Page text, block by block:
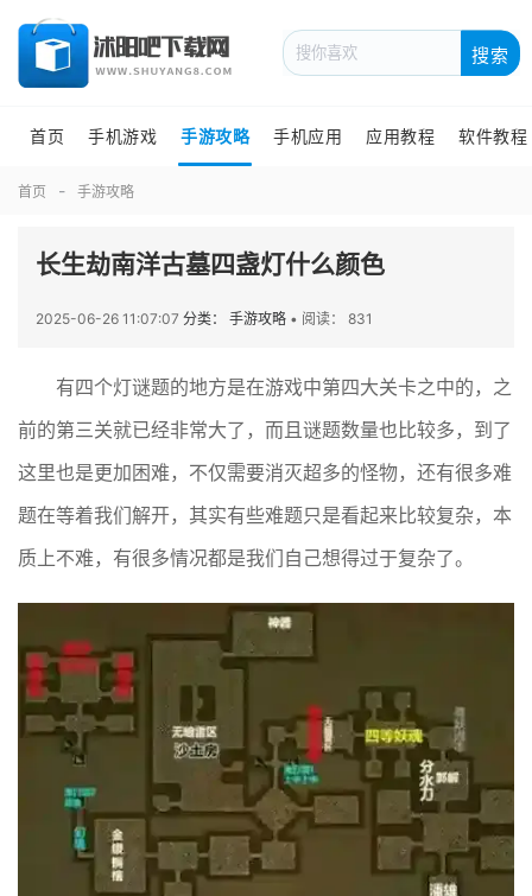
搜索
首页 手机游戏 手游攻略 手机应用 应用教程 软件教程
首页 手游攻略
长生劫南洋古墓四盏灯什么颜色
2025-06-26 11:07:07 分类： 手游攻略 • 阅读： 831
有四个灯谜题的地方是在游戏中第四大关卡之中的，之
前的第三关就已经非常大了，而且谜题数量也比较多，到了
这里也是更加困难，不仅需要消灭超多的怪物，还有很多难
题在等着我们解开，其实有些难题只是看起来比较复杂，本
质上不难，有很多情况都是我们自己想得过于复杂了。